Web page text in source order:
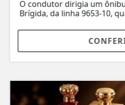
O condutor dirigia um
Brígida, da linha 9653-10,